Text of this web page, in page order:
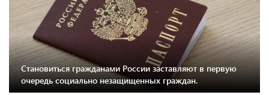
Становиться гражданами России заставляют в первую
очередь социально незащищенных граждан.